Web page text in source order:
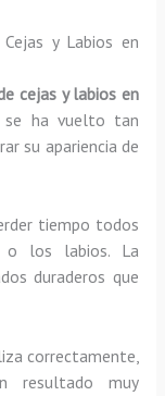
y Labios en
cejas y labios en
ha vuelto tan
su apariencia de
tiempo todos
o los labios. La
duraderos que
correctamente,
resultado muy